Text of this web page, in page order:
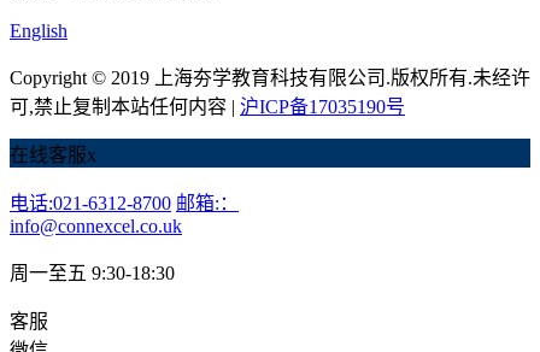
English
Copyright © 2019 上海夯学教育科技有限公司.版权所有.未经许
可,禁止复制本站任何内容 | 沪ICP备17035190号
在线客服x
电话:021-6312-8700 邮箱:：
info@connexcel.co.uk
周一至五 9:30-18:30
客服